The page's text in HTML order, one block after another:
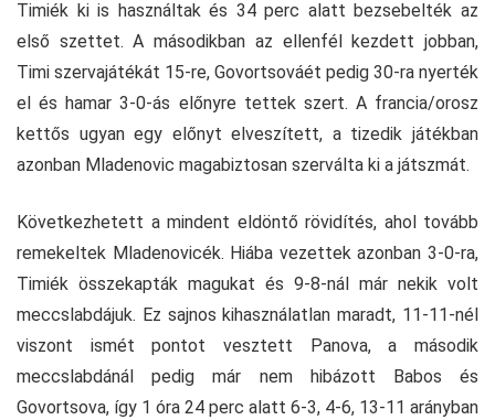
Timiék ki is használtak és 34 perc alatt bezsebelték az
első szettet. A másodikban az ellenfél kezdett jobban,
Timi szervajátékát 15-re, Govortsováét pedig 30-ra nyerték
el és hamar 3-0-ás előnyre tettek szert. A francia/orosz
kettős ugyan egy előnyt elveszített, a tizedik játékban
azonban Mladenovic magabiztosan szerválta ki a játszmát.
Következhetett a mindent eldöntő rövidítés, ahol tovább
remekeltek Mladenovicék. Hiába vezettek azonban 3-0-ra,
Timiék összekapták magukat és 9-8-nál már nekik volt
meccslabdájuk. Ez sajnos kihasználatlan maradt, 11-11-nél
viszont ismét pontot vesztett Panova, a második
meccslabdánál pedig már nem hibázott Babos és
Govortsova, így 1 óra 24 perc alatt 6-3, 4-6, 13-11 arányban